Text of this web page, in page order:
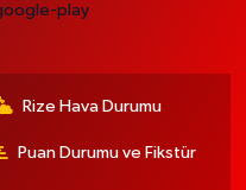
Rize Hava Durumu
Puan Durumu ve Fikstür